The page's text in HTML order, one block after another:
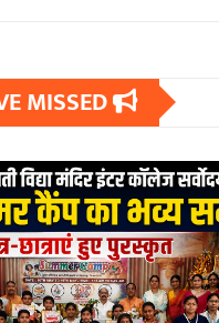
MISSED